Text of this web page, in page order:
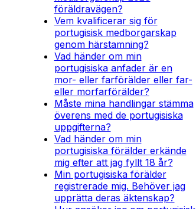
föräldravägen?
Vem kvalificerar sig för
portugisisk medborgarskap
genom härstamning?
Vad händer om min
portugisiska anfader är en
mor- eller farförälder eller far-
eller morfarförälder?
Måste mina handlingar stämma
överens med de portugisiska
uppgifterna?
Vad händer om min
portugisiska förälder erkände
mig efter att jag fyllt 18 år?
Min portugisiska förälder
registrerade mig. Behöver jag
upprätta deras äktenskap?